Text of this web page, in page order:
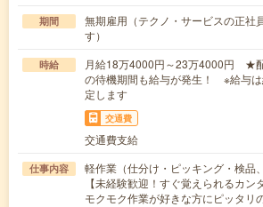
期間
無期雇用（テクノ・サービスの正社
す）
時給
月給18万4000円～23万4000円 ★
の待機期間も給与が発生！ ※給与
定します
交通費
交通費支給
仕事内容
軽作業（仕分け・ピッキング・検品
【未経験歓迎！すぐ覚えられるカン
モクモク作業が好きな方にピッタリ